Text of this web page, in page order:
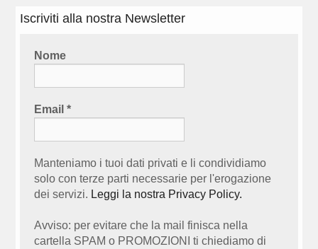
Iscriviti alla nostra Newsletter
Nome
Email*
Manteniamo i tuoi dati privati e li condividiamo
solo con terze parti necessarie per l'erogazione
dei servizi. Leggi la nostra Privacy Policy.
Avviso: per evitare che la mail finisca nella
cartella SPAM o PROMOZIONI ti chiediamo di